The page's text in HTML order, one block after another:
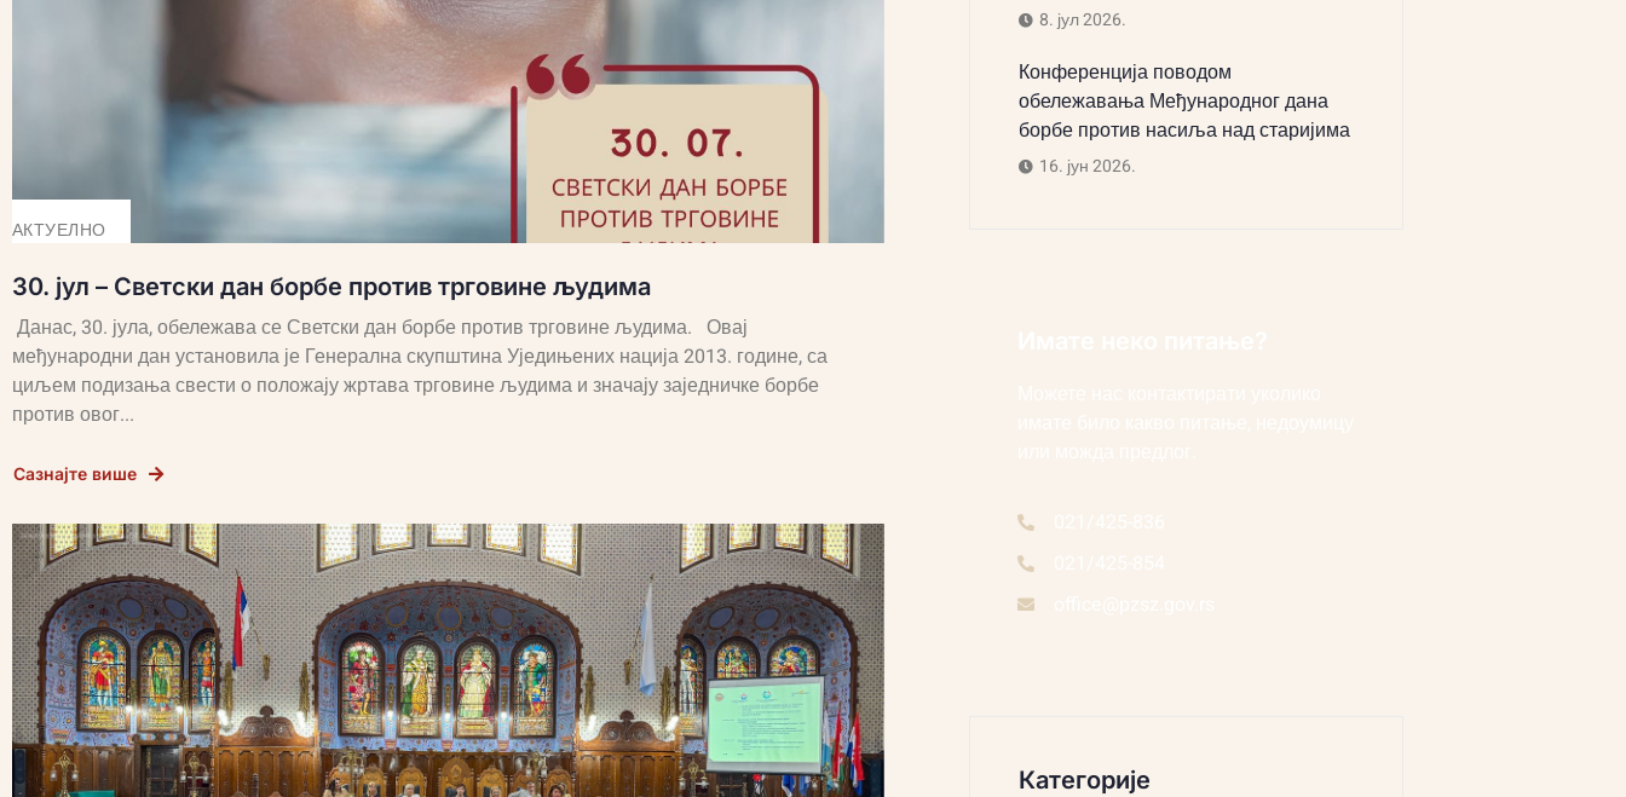
АКТУЕЛНО
30. јул – Светски дан борбе против трговине људима
Данас, 30. јула, обележава се Светски дан борбе против трговине људима. Овај
међународни дан установила је Генерална скупштина Уједињених нација 2013. године, са
циљем подизања свести о положају жртава трговине људима и значају заједничке борбе
против овог...
Сазнајте више
8. јул 2026.
Конференција поводом
обележавања Међународног дана
борбе против насиља над старијима
16. јун 2026.
Категорије